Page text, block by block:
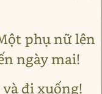
phụ nữ lên
ngày mai!
đi xuống!